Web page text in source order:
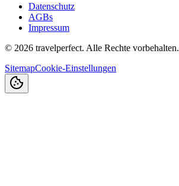
Datenschutz
AGBs
Impressum
© 2026 travelperfect. Alle Rechte vorbehalten.
SitemapCookie-Einstellungen